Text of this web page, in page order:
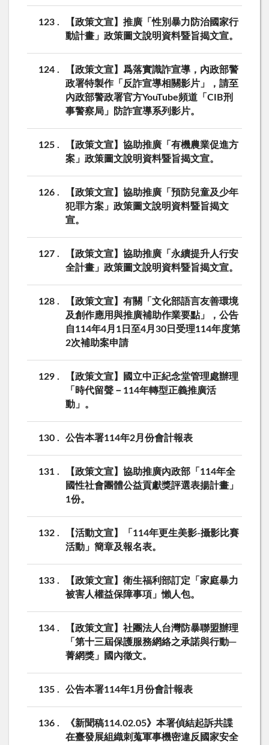
123
【政策文宣】推廣「性別暴力防治國家行
動計畫」政策圖文說明資料暨旨揭文宣。
124
【政策文宣】爲落實識詐宣導，內政部警
政署特製作「反詐宣導相關影片」，請至
內政部警政署官方YouTube頻道「CIB刑
事警察局」防詐宣導系列影片。
125
【政策文宣】協助推廣「有機農業促進方
案」政策圖文說明資料暨旨揭文宣。
126
【政策文宣】協助推廣「預防兒童及少年
犯罪方案」政策圖文說明資料暨旨揭文
宣。
127
【政策文宣】協助推廣「永續提升人行安
全計畫」政策圖文說明資料暨旨揭文宣。
128
【政策文宣】有關「文化部語言友善環境
及創作應用與推廣補助作業要點」，公告
自114年4月1日至4月30日受理114年度第
2次補助案申請
129
【政策文宣】國立中正紀念堂管理處辦理
「時代留聲－114年轉型正義推廣活
動」。
130 公告本署114年2月份會計報表
131
【政策文宣】協助推廣內政部「114年全
國性社會團體公益貢獻獎評選表揚計畫」
1份。
132
【活動文宣】「114年更生美影-攝影比賽
活動」簡章及報名表。
133
【政策文宣】衛生福利部訂定「家庭暴力
被害人權益保障事項」懶人包。
134
【政策文宣】社團法人台灣防暴聯盟辦理
「第十三屆保護服務網絡之承諾與行動─
菁網獎」國內徵文。
135 公告本署114年1月份會計報表
136
《新聞稿114.02.05》本署偵結起訴共諜
在臺發展組織刺蒐軍事機密違反國家安全